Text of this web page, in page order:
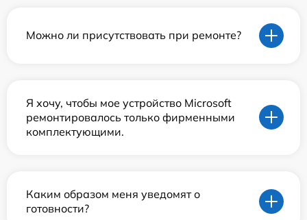
Можно ли присутствовать при ремонте?
Я хочу, чтобы мое устройство Microsoft
ремонтировалось только фирменными
комплектующими.
Каким образом меня уведомят о
готовности?